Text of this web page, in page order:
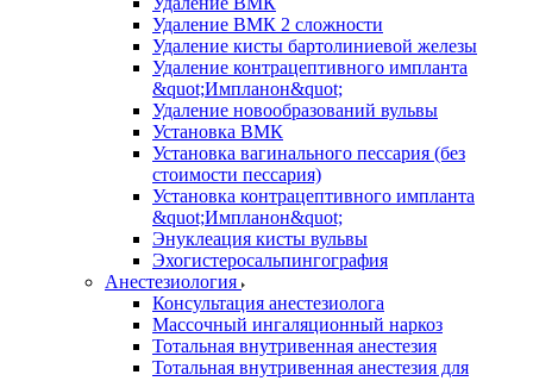
Удаление ВМК 2 сложности
Удаление кисты бартолиниевой железы
Удаление контрацептивного импланта
&quot;Импланон&quot;
Удаление новообразований вульвы
Установка ВМК
Установка вагинального пессария (без
стоимости пессария)
Установка контрацептивного импланта
&quot;Импланон&quot;
Энуклеация кисты вульвы
Эхогистеросальпингография
Анестезиология
Консультация анестезиолога
Массочный ингаляционный наркоз
Тотальная внутривенная анестезия
Тотальная внутривенная анестезия для